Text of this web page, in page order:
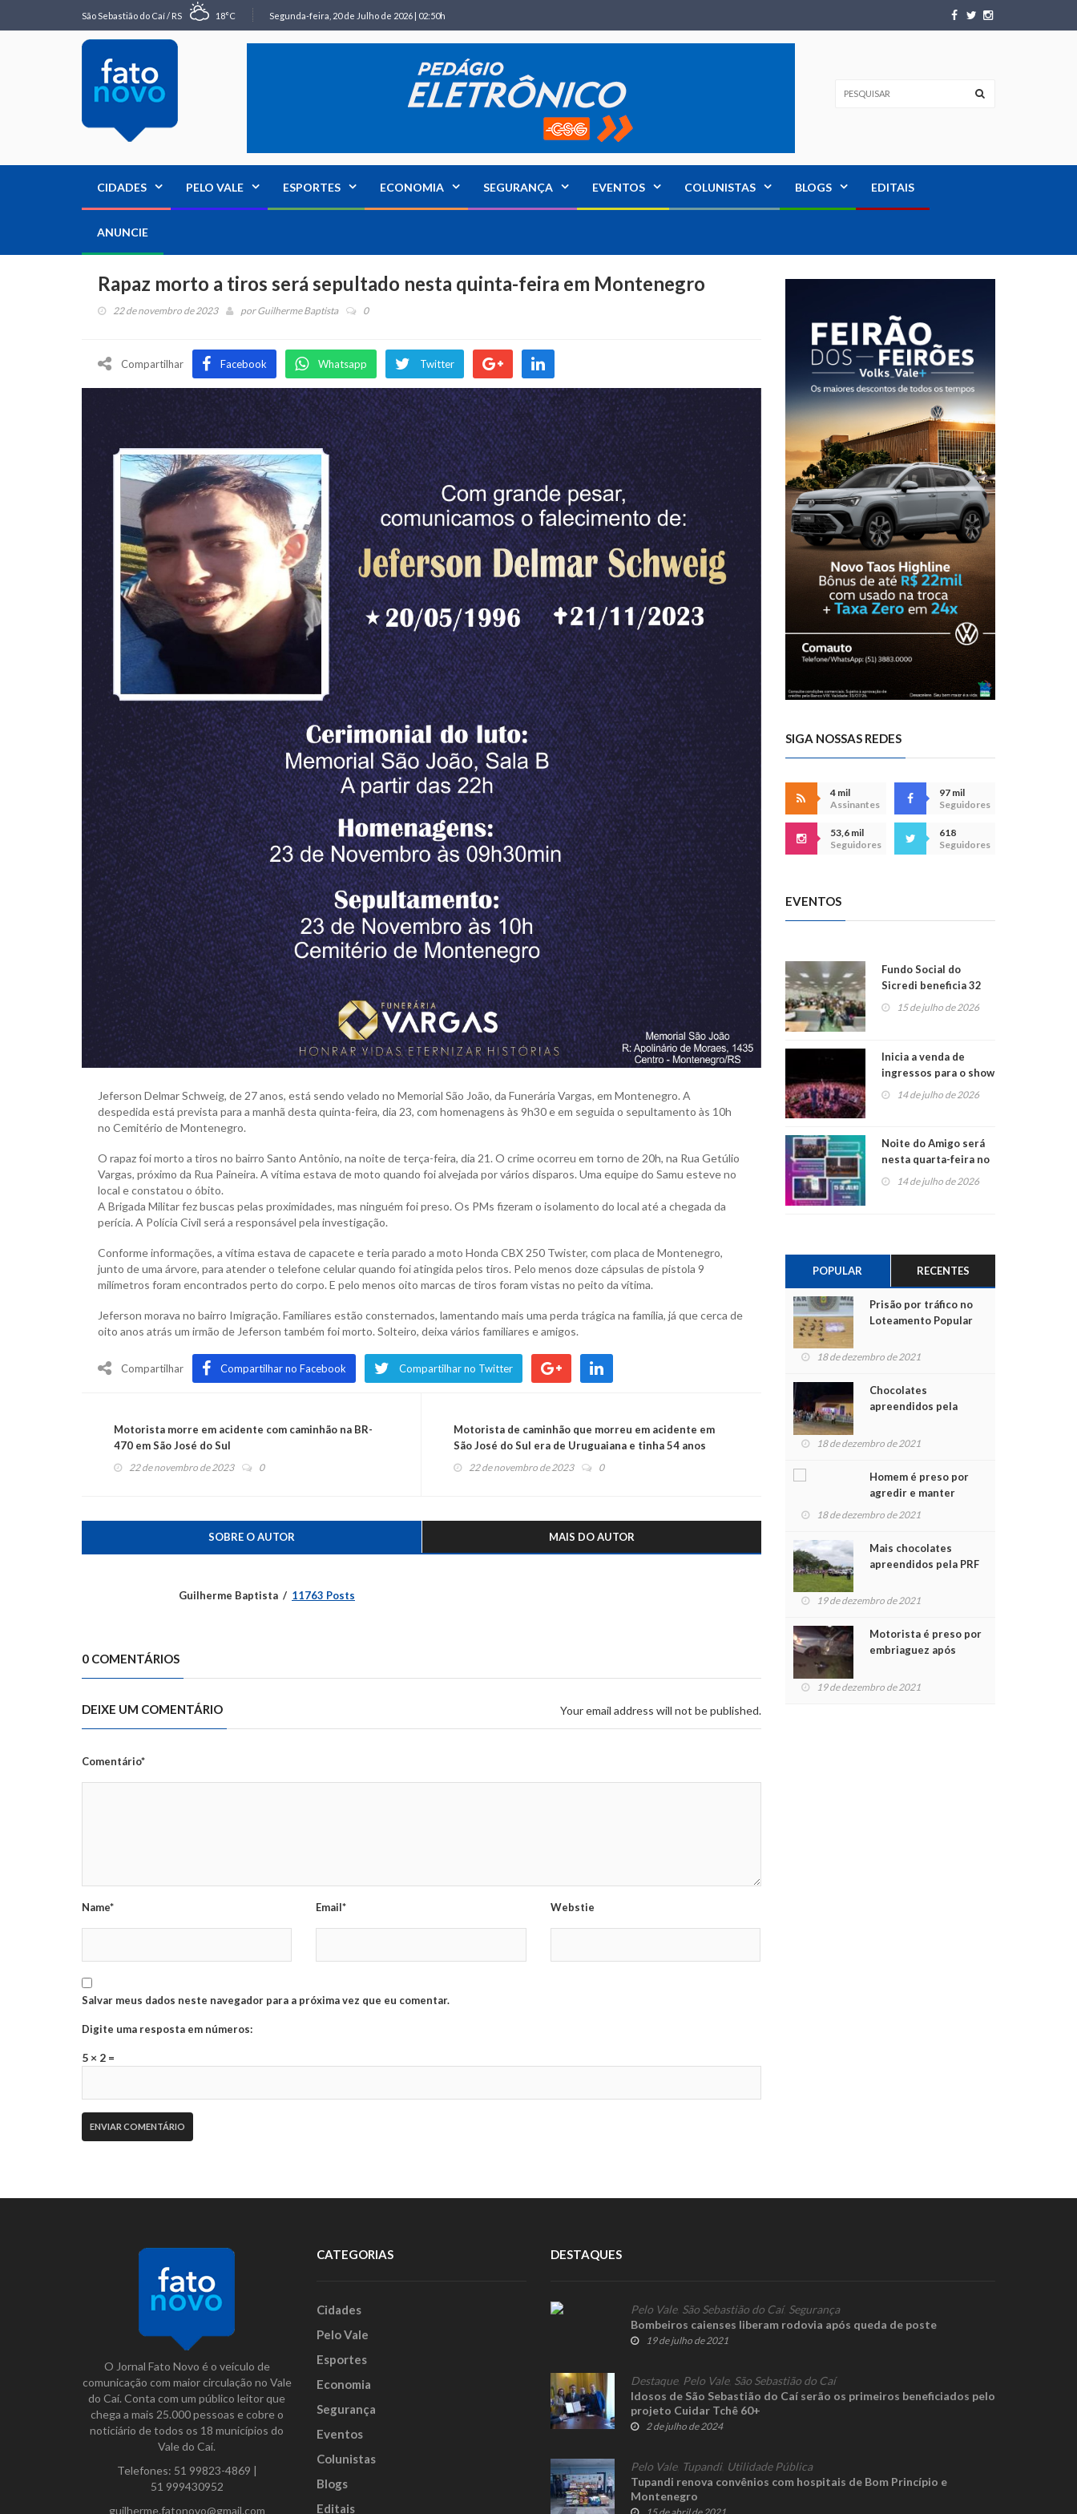
São Sebastião do Caí / RS 18°C Segunda-feira, 20 de Julho de 2026 | 02:50h
CIDADES PELO VALE ESPORTES ECONOMIA SEGURANÇA EVENTOS COLUNISTAS BLOGS EDITAIS
ANUNCIE
Rapaz morto a tiros será sepultado nesta quinta-feira em Montenegro
22 de novembro de 2023 porGuilherme Baptista 0
Compartilhar Facebook Whatsapp Twitter
Jeferson Delmar Schweig, de 27 anos, está sendo velado no Memorial São João, da Funerária Vargas, em Montenegro. A
despedida está prevista para a manhã desta quinta-feira, dia 23, com homenagens às 9h30 e em seguida o sepultamento às 10h
no Cemitério de Montenegro.
O rapaz foi morto a tiros no bairro Santo Antônio, na noite de terça-feira, dia 21. O crime ocorreu em torno de 20h, na Rua Getúlio
Vargas, próximo da Rua Paineira. A vítima estava de moto quando foi alvejada por vários disparos. Uma equipe do Samu esteve no
local e constatou o óbito.
A Brigada Militar fez buscas pelas proximidades, mas ninguém foi preso. Os PMs fizeram o isolamento do local até a chegada da
perícia. A Polícia Civil será a responsável pela investigação.
Conforme informações, a vítima estava de capacete e teria parado a moto Honda CBX 250 Twister, com placa de Montenegro,
junto de uma árvore, para atender o telefone celular quando foi atingida pelos tiros. Pelo menos doze cápsulas de pistola 9
milímetros foram encontrados perto do corpo. E pelo menos oito marcas de tiros foram vistas no peito da vítima.
Jeferson morava no bairro Imigração. Familiares estão consternados, lamentando mais uma perda trágica na família, já que cerca de
oito anos atrás um irmão de Jeferson também foi morto. Solteiro, deixa vários familiares e amigos.
Compartilhar Compartilhar no Facebook Compartilhar no Twitter
Motorista morre em acidente com caminhão na BR-
470 em São José do Sul
22 de novembro de 2023 0
Motorista de caminhão que morreu em acidente em
São José do Sul era de Uruguaiana e tinha 54 anos
22 de novembro de 2023 0
SOBRE O AUTOR MAIS DO AUTOR
Guilherme Baptista 11763 Posts
0 COMENTÁRIOS
DEIXE UM COMENTÁRIO Your email address will not be published.
Comentário*
Name* Email* Webstie
Salvar meus dados neste navegador para a próxima vez que eu comentar.
Digite uma resposta em números:
5 × 2 =
SIGA NOSSAS REDES
4 mil
Assinantes
97 mil
Seguidores
53,6 mil
Seguidores
618
Seguidores
EVENTOS
Fundo Social do
Sicredi beneficia 32
projetos em
15 de julho de 2026
Inicia a venda de
ingressos para o show
do Jota Quest nos 45
anos da Sicredi Ouro
14 de julho de 2026
Noite do Amigo será
nesta quarta-feira no
Centro de Cultura de
14 de julho de 2026
POPULAR RECENTES
Prisão por tráfico no
Loteamento Popular
18 de dezembro de 2021
Chocolates
apreendidos pela
para crianças na
18 de dezembro de 2021
Homem é preso por
agredir e manter
mulher em cárcere
18 de dezembro de 2021
Mais chocolates
apreendidos pela PRF
crianças no Natal
19 de dezembro de 2021
Motorista é preso por
embriaguez após
feridos
19 de dezembro de 2021
O Jornal Fato Novo é o veículo de
comunicação com maior circulação no Vale
do Caí. Conta com um público leitor que
chega a mais 25.000 pessoas e cobre o
noticiário de todos os 18 municípios do
Vale do Caí.
Telefones: 51 99823-4869 |
51 999430952
guilherme.fatonovo@gmail.com
CATEGORIAS
Cidades
Pelo Vale
Esportes
Economia
Segurança
Eventos
Colunistas
Blogs
Editais
DESTAQUES
Pelo Vale, São Sebastião do Caí, Segurança
Bombeiros caienses liberam rodovia após queda de poste
19 de julho de 2021
Destaque, Pelo Vale, São Sebastião do Caí
Idosos de São Sebastião do Caí serão os primeiros beneficiados pelo
projeto Cuidar Tchê 60+
2 de julho de 2024
Pelo Vale, Tupandi, Utilidade Pública
Tupandi renova convênios com hospitais de Bom Princípio e
Montenegro
15 de abril de 2021